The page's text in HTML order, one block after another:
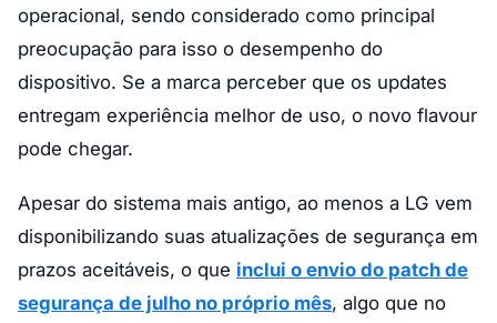
operacional, sendo considerado como principal
preocupação para isso o desempenho do
dispositivo. Se a marca perceber que os updates
entregam experiência melhor de uso, o novo flavour
pode chegar.
Apesar do sistema mais antigo, ao menos a LG vem
disponibilizando suas atualizações de segurança em
prazos aceitáveis, o que inclui o envio do patch de
segurança de julho no próprio mês, algo que no